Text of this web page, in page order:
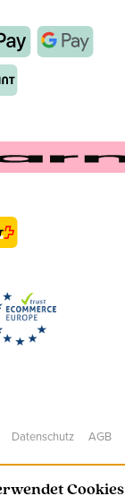
Datenschutz AGB
Cookies